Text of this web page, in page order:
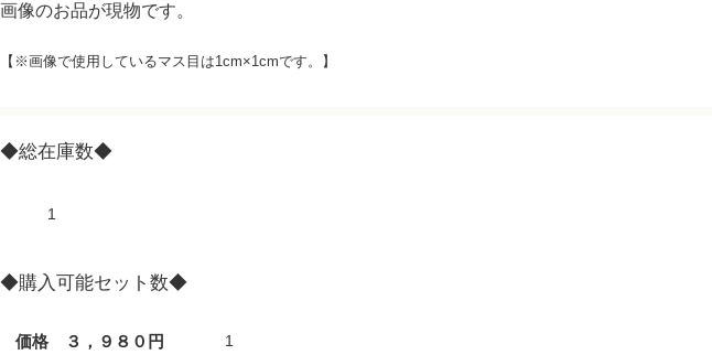
画像のお品が現物です。
【※画像で使用しているマス目は1cm×1cmです。】
◆総在庫数◆
1
◆購入可能セット数◆
価格 ３，９８０円 1